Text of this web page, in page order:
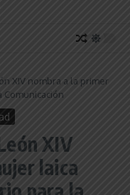
XIV nombra a la primer
Comunicación
XIV
laica